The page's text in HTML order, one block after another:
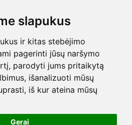
slapukus
ir kitas stebėjimo
pagerinti jūsų naršymo
parodyti jums pritaikytą
išanalizuoti mūsų
iš kur ateina mūsų
Gerai
Visos teisės saugomos.